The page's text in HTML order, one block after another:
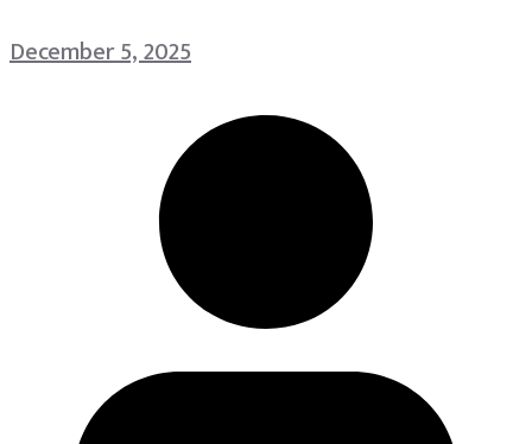
December 5, 2025